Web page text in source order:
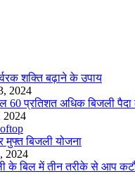
शक्ति बढ़ाने के उपाय
2024
60 प्रतिशत अधिक बिजली
2024
मुफ्त बिजली योजना
2024
के बिल में तीन तरीके से आप